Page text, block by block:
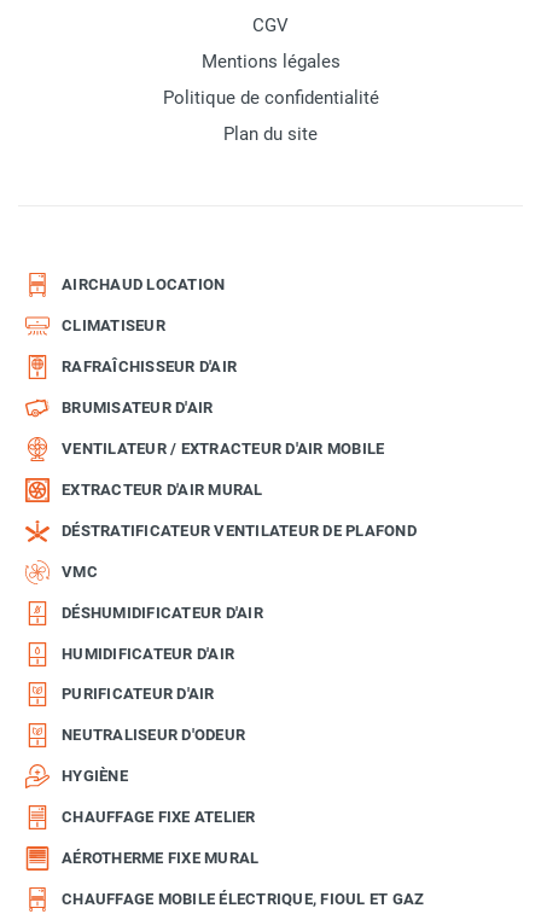
CGV
Mentions légales
Politique de confidentialité
Plan du site
AIRCHAUD LOCATION
CLIMATISEUR
RAFRAÎCHISSEUR D'AIR
BRUMISATEUR D'AIR
VENTILATEUR / EXTRACTEUR D'AIR MOBILE
EXTRACTEUR D'AIR MURAL
DÉSTRATIFICATEUR VENTILATEUR DE PLAFOND
VMC
DÉSHUMIDIFICATEUR D'AIR
HUMIDIFICATEUR D'AIR
PURIFICATEUR D'AIR
NEUTRALISEUR D'ODEUR
HYGIÈNE
CHAUFFAGE FIXE ATELIER
AÉROTHERME FIXE MURAL
CHAUFFAGE MOBILE ÉLECTRIQUE, FIOUL ET GAZ